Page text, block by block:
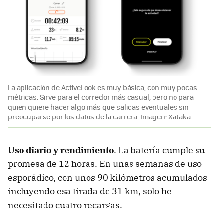
La aplicación de ActiveLook es muy básica, con muy pocas
métricas. Sirve para el corredor más casual, pero no para
quien quiere hacer algo más que salidas eventuales sin
preocuparse por los datos de la carrera. Imagen: Xataka.
Uso diario y rendimiento. La batería cumple su
promesa de 12 horas. En unas semanas de uso
esporádico, con unos 90 kilómetros acumulados
incluyendo esa tirada de 31 km, solo he
necesitado cuatro recargas.